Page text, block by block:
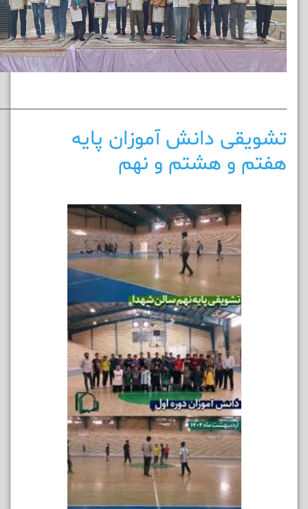
تشویقی دانش آموزان پایه
هفتم و هشتم و نهم